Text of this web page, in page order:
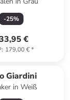
-25%
€
: 179,00 €*
Giardini
in Weiß